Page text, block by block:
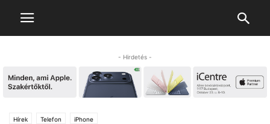
- Hirdetés -
Hírek Telefon iPhone